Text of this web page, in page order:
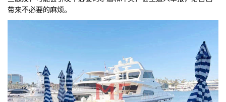
带来不必要的麻烦。